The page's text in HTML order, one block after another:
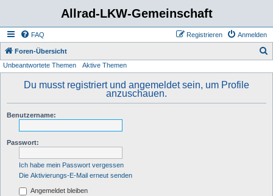
Allrad-LKW-Gemeinschaft
FAQ Anmelden
Registrieren
Foren-Übersicht
Unbeantwortete Themen Aktive Themen
Du musst registriert und angemeldet sein, um Profile
anzuschauen.
Benutzername:
Passwort:
Ich habe mein Passwort vergessen
Die Aktivierungs-E-Mail erneut senden
Angemeldet bleiben